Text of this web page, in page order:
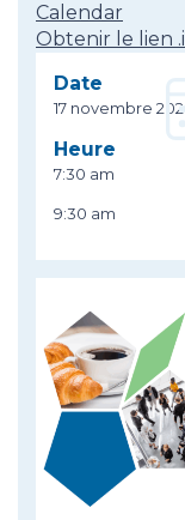
Calendar
Obtenir le lien
Date
17 novembre
Heure
7:30 am
9:30 am